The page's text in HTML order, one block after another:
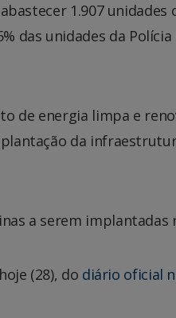
1.907
das unidades da
de energia limpa e
da
a serem implantadas
(28), do diário oficial